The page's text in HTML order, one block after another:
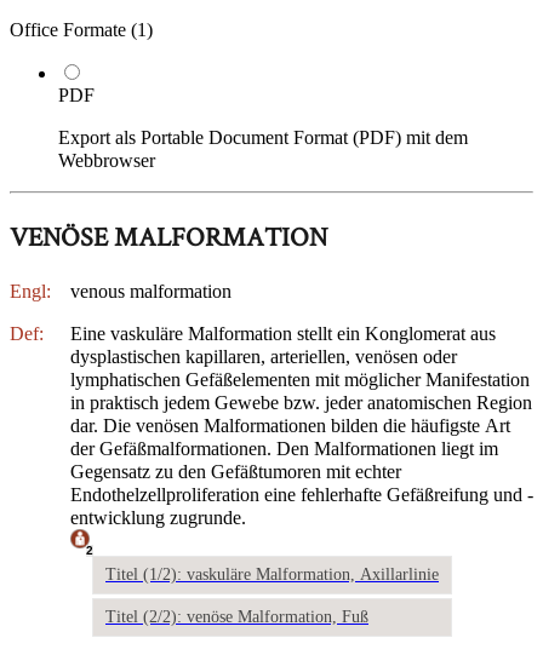
Office Formate (1)
PDF
Export als Portable Document Format (PDF) mit dem
Webbrowser
VENÖSE MALFORMATION
Engl: venous malformation
Def:
Eine vaskuläre Malformation stellt ein Konglomerat aus
dysplastischen kapillaren, arteriellen, venösen oder
lymphatischen Gefäßelementen mit möglicher Manifestation
in praktisch jedem Gewebe bzw. jeder anatomischen Region
dar. Die venösen Malformationen bilden die häufigste Art
der Gefäßmalformationen. Den Malformationen liegt im
Gegensatz zu den Gefäßtumoren mit echter
Endothelzellproliferation eine fehlerhafte Gefäßreifung und -
entwicklung zugrunde.
2
Titel (1/2): vaskuläre Malformation, Axillarlinie
Titel (2/2): venöse Malformation, Fuß